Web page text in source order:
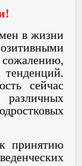
в жизни
сейчас
различных
принятию